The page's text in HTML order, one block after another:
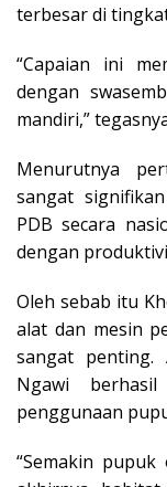
terbesar di
“Capaian ini
dengan
mandiri,”
Menurutnya
sangat
PDB secara
dengan
Oleh sebab itu
alat dan mesin
sangat penting.
Ngawi berhasil
penggunaan
“Semakin